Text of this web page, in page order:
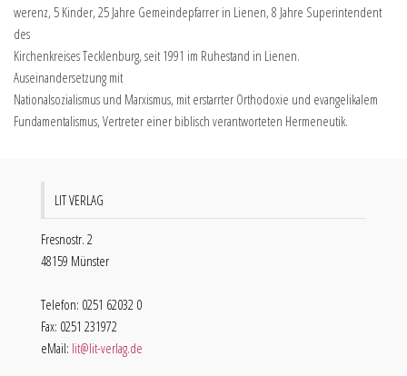
werenz, 5 Kinder, 25 Jahre Gemeindepfarrer in Lienen, 8 Jahre Superintendent
des
Kirchenkreises Tecklenburg, seit 1991 im Ruhestand in Lienen.
Auseinandersetzung mit
Nationalsozialismus und Marxismus, mit erstarrter Orthodoxie und evangelikalem
Fundamentalismus, Vertreter einer biblisch verantworteten Hermeneutik.
LIT VERLAG
Fresnostr. 2
48159 Münster
Telefon: 0251 62032 0
Fax: 0251 231972
eMail: lit@lit-verlag.de